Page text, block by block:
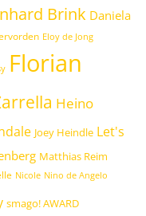
Brink Daniela
Eloy de Jong
Florian
Heino
Joey Heindle Let's
Matthias Reim
Nicole Nino de Angelo
smago! AWARD